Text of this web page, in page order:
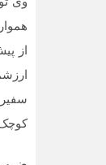
از
کوچک